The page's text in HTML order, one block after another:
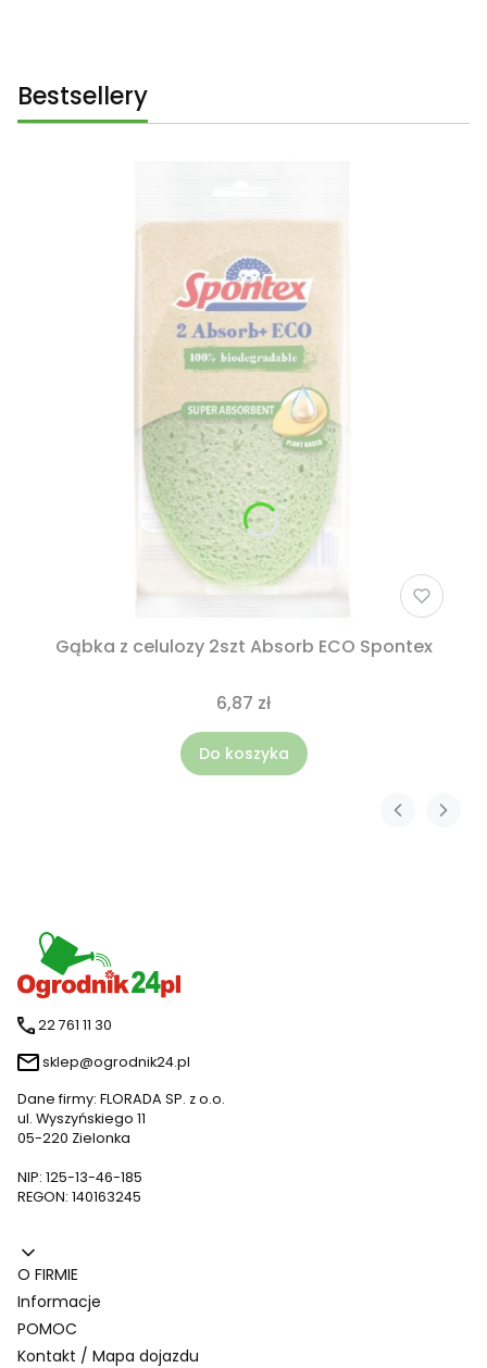
Bestsellery
Gąbka z celulozy 2szt Absorb ECO Spontex
6,87 zł
Do koszyka
22 761 11 30
sklep@ogrodnik24.pl
Dane firmy: FLORADA SP. z o.o.
ul. Wyszyńskiego 11
05-220 Zielonka
NIP: 125-13-46-185
REGON: 140163245
Linki w stopce
O FIRMIE
Informacje
POMOC
Kontakt / Mapa dojazdu